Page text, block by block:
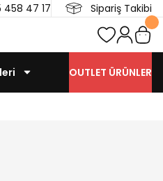
458 47 17 Sipariş Takibi
OUTLET ÜRÜNLER